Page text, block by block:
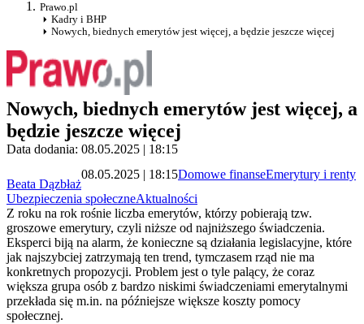
Prawo.pl
Kadry i BHP
Nowych, biednych emerytów jest więcej, a będzie jeszcze więcej
Nowych, biednych emerytów jest więcej, a
będzie jeszcze więcej
Data dodania: 08.05.2025 | 18:15
Beata Dązbłaż
08.05.2025 | 18:15Domowe finanseEmerytury i renty
Ubezpieczenia społeczneAktualności
Z roku na rok rośnie liczba emerytów, którzy pobierają tzw.
groszowe emerytury, czyli niższe od najniższego świadczenia.
Eksperci biją na alarm, że konieczne są działania legislacyjne, które
jak najszybciej zatrzymają ten trend, tymczasem rząd nie ma
konkretnych propozycji. Problem jest o tyle palący, że coraz
większa grupa osób z bardzo niskimi świadczeniami emerytalnymi
przekłada się m.in. na późniejsze większe koszty pomocy
społecznej.